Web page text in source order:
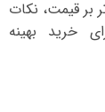
بر قیمت، نکات
خرید بهینه